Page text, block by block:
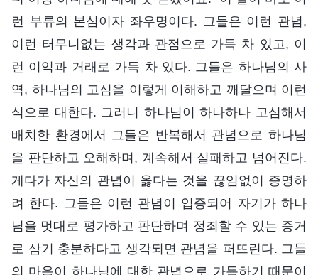
런 부류의 본심이자 좌우명이다. 그들은 이런 관념,
이런 터무니없는 생각과 관점으로 가득 차 있고, 이
런 이익과 거래로 가득 차 있다. 그들은 하나님의 사
역, 하나님의 고심을 이렇게 이해하고 깨달으며 이런
식으로 대한다. 그러니 하나님이 하나하나 고심해서
배치한 환경에서 그들은 반복해서 관념으로 하나님
을 판단하고 오해하며, 계속해서 실패하고 넘어진다.
게다가 자신의 관념이 옳다는 것을 끊임없이 증명하
려 한다. 그들은 이런 관념이 입증되어 자기가 하나
님을 멋대로 평가하고 판단하며 정죄할 수 있는 증거
로 삼기 충분하다고 생각되면 관념을 퍼뜨린다. 그들
의 마음이 하나님에 대한 관념으로 가득하기 때문이